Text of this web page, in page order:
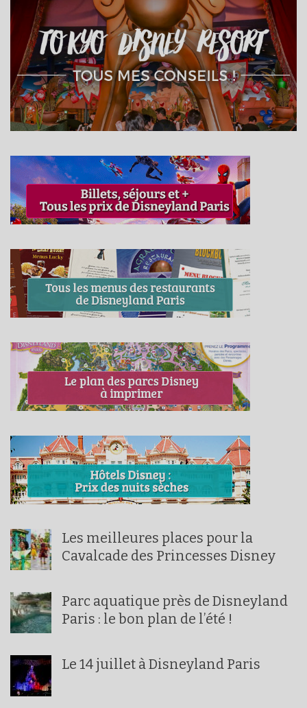
Les meilleures places pour la
Cavalcade des Princesses Disney
Parc aquatique près de Disneyland
Paris : le bon plan de l’été !
Le 14 juillet à Disneyland Paris